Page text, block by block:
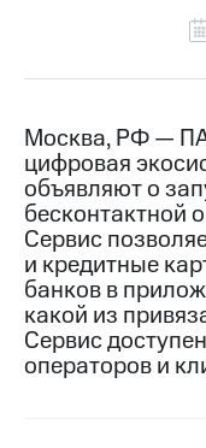
Контакты
Медиа-центр
Пресс-
релизы
МТС
о
о
Москва, РФ —
цифровая
объявляют о
бесконтактной
Сервис
и кредитные
банков в
какой из
Сервис
операторов и